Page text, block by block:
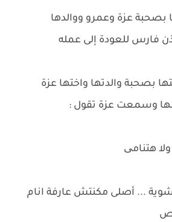
بصحبة عزة وعمرو ووالدها
فارس للعودة إلى عمله
بصحبة والدتها واختها عزة
وسمعت عزة تقول :
ولا هتنامی
شوية ... أصلى مكنتش عارفة انام